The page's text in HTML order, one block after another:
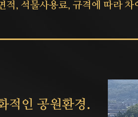
적, 석물사용료, 규격에 따라
적인 공원환경.